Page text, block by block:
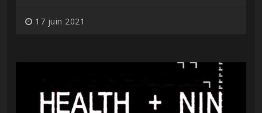
17 juin 2021